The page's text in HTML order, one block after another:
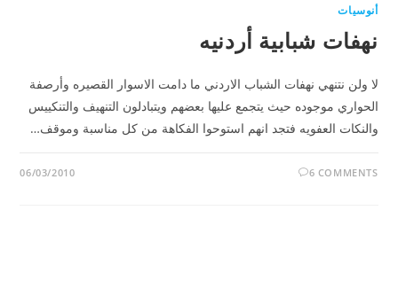
أنوسيات
نهفات شبابية أردنيه
لا ولن نتنهي نهفات الشباب الاردني ما دامت الاسوار القصيره وأرصفة
الحواري موجوده حيث يتجمع عليها بعضهم ويتبادلون التنهيف والتنكييس
والنكات العفويه فتجد انهم استوحوا الفكاهة من كل مناسبة وموقف…
6 COMMENTS
06/03/2010